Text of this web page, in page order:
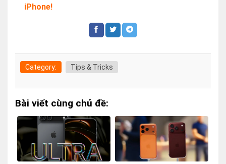
iPhone!
Category: Tips & Tricks
Bài viết cùng chủ đề: